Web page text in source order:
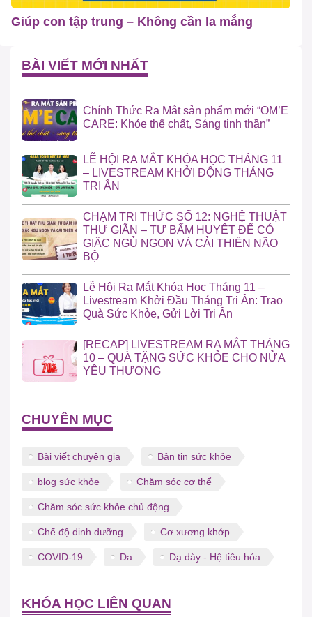
Giúp con tập trung – Không cần la mắng
BÀI VIẾT MỚI NHẤT
Chính Thức Ra Mắt sản phẩm mới “OM’E
CARE: Khỏe thể chất, Sáng tinh thần”
LỄ HỘI RA MẮT KHÓA HỌC THÁNG 11
– LIVESTREAM KHỞI ĐỘNG THÁNG
TRI ÂN
CHẠM TRI THỨC SỐ 12: NGHỆ THUẬT
THƯ GIÃN – TỰ BẤM HUYỆT ĐỂ CÓ
GIẤC NGỦ NGON VÀ CẢI THIỆN NÃO
BỘ
Lễ Hội Ra Mắt Khóa Học Tháng 11 –
Livestream Khởi Đầu Tháng Tri Ân: Trao
Quà Sức Khỏe, Gửi Lời Tri Ân
[RECAP] LIVESTREAM RA MẮT THÁNG
10 – QUÀ TẶNG SỨC KHỎE CHO NỬA
YÊU THƯƠNG
CHUYÊN MỤC
Bài viết chuyên gia Bản tin sức khỏe
blog sức khỏe Chăm sóc cơ thể
Chăm sóc sức khỏe chủ động
Chế độ dinh dưỡng Cơ xương khớp
COVID-19 Da Dạ dày - Hệ tiêu hóa
KHÓA HỌC LIÊN QUAN